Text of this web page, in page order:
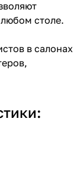
столе.
в салонах